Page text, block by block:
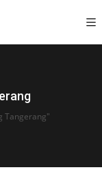
Tangerang"